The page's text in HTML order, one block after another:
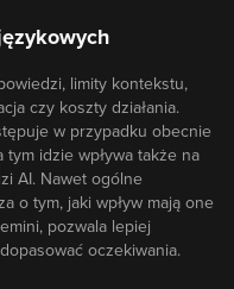
limity kontekstu,
czy koszty działania.
w przypadku obecnie
idzie wpływa także na
AI. Nawet ogólne
o tym, jaki wpływ mają one
pozwala lepiej
oczekiwania.